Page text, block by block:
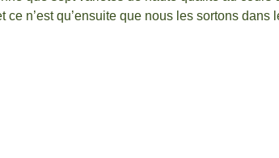
n’est qu’ensuite que nous les sortons dans